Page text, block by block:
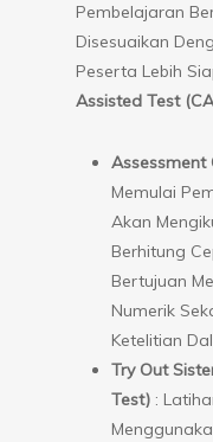
Pembelajaran
Disesuaikan
Peserta Lebih
Assisted Test
Assessment
Memulai
Akan
Berhitung
Bertujuan
Numerik
Ketelitian
Try Out
Test) :